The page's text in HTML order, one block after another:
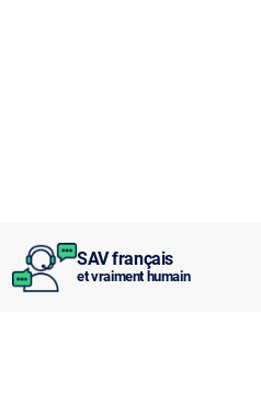
SAV français
et vraiment humain